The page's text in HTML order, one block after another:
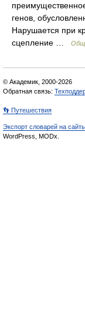
генов,
Нарушается при
сцепление …
© Академик, 2000-2026
Обратная связь:
👣 Путешествия
Экспорт словарей на
WordPress, MODx.